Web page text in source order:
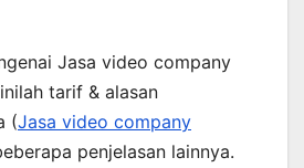
Jasa video company
tarif & alasan
(Jasa video company
penjelasan lainnya.